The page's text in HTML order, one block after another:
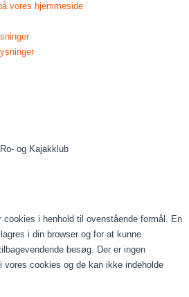
vores hjemmeside
og Kajakklub
cookies i henhold til ovenstående formål. En
i din browser og for at kunne
besøg. Der er ingen
vores cookies og de kan ikke indeholde